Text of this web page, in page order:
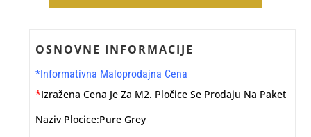
OSNOVNE INFORMACIJE
*Informativna Maloprodajna Cena
*Izražena Cena Je Za M2. Pločice Se Prodaju Na Paket
Naziv Plocice:Pure Grey